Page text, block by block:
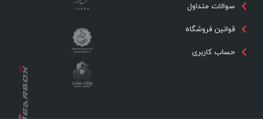
سوالات متداول
قوانین فروشگاه
حساب کاربری